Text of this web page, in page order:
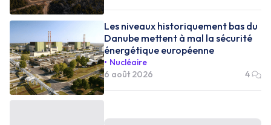
Les niveaux historiquement bas du
Danube mettent à mal la sécurité
énergétique européenne
Nucléaire
6 août 2026
4